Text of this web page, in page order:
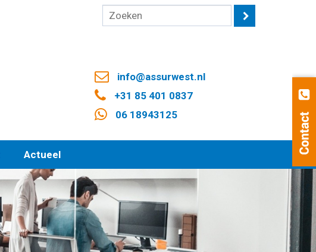
info@assurwest.nl
+31 85 401 0837
06 18943125
Actueel